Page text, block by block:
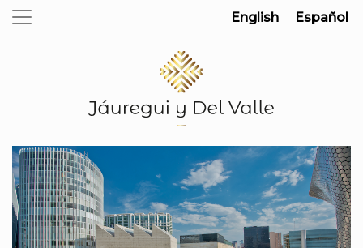
English Español